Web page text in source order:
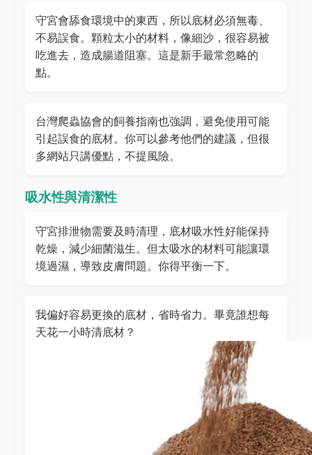
守宮會舔食環境中的東西，所以底材必須無毒、
不易誤食。顆粒太小的材料，像細沙，很容易被
吃進去，造成腸道阻塞。這是新手最常忽略的
點。
台灣爬蟲協會的飼養指南也強調，避免使用可能
引起誤食的底材。你可以參考他們的建議，但很
多網站只講優點，不提風險。
吸水性與清潔性
守宮排泄物需要及時清理，底材吸水性好能保持
乾燥，減少細菌滋生。但太吸水的材料可能讓環
境過濕，導致皮膚問題。你得平衡一下。
我偏好容易更換的底材，省時省力。畢竟誰想每
天花一小時清底材？